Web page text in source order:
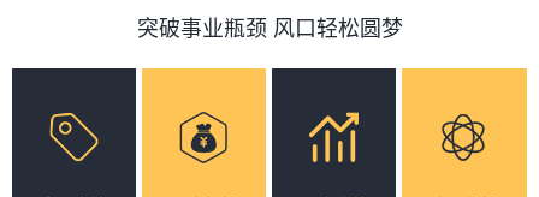
突破事业瓶颈 风口轻松圆梦